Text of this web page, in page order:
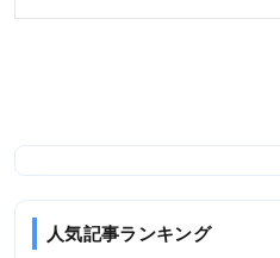
人気記事ランキング